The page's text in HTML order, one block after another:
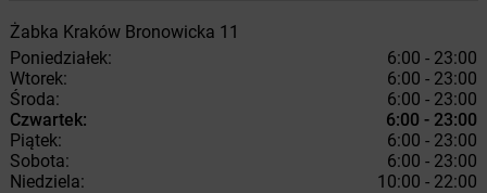
Żabka Kraków Bronowicka 11
Poniedziałek:
6:00 - 23:00
Wtorek:
6:00 - 23:00
Środa:
6:00 - 23:00
Czwartek:
6:00 - 23:00
Piątek:
6:00 - 23:00
Sobota:
6:00 - 23:00
Niedziela:
10:00 - 22:00